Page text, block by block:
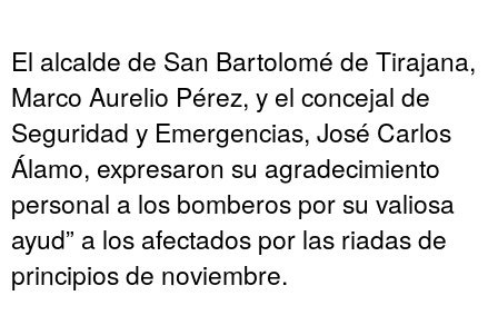
El alcalde de San Bartolomé de Tirajana,
Marco Aurelio Pérez, y el concejal de
Seguridad y Emergencias, José Carlos
Álamo, expresaron su agradecimiento
personal a los bomberos por su valiosa
ayud” a los afectados por las riadas de
principios de noviembre.